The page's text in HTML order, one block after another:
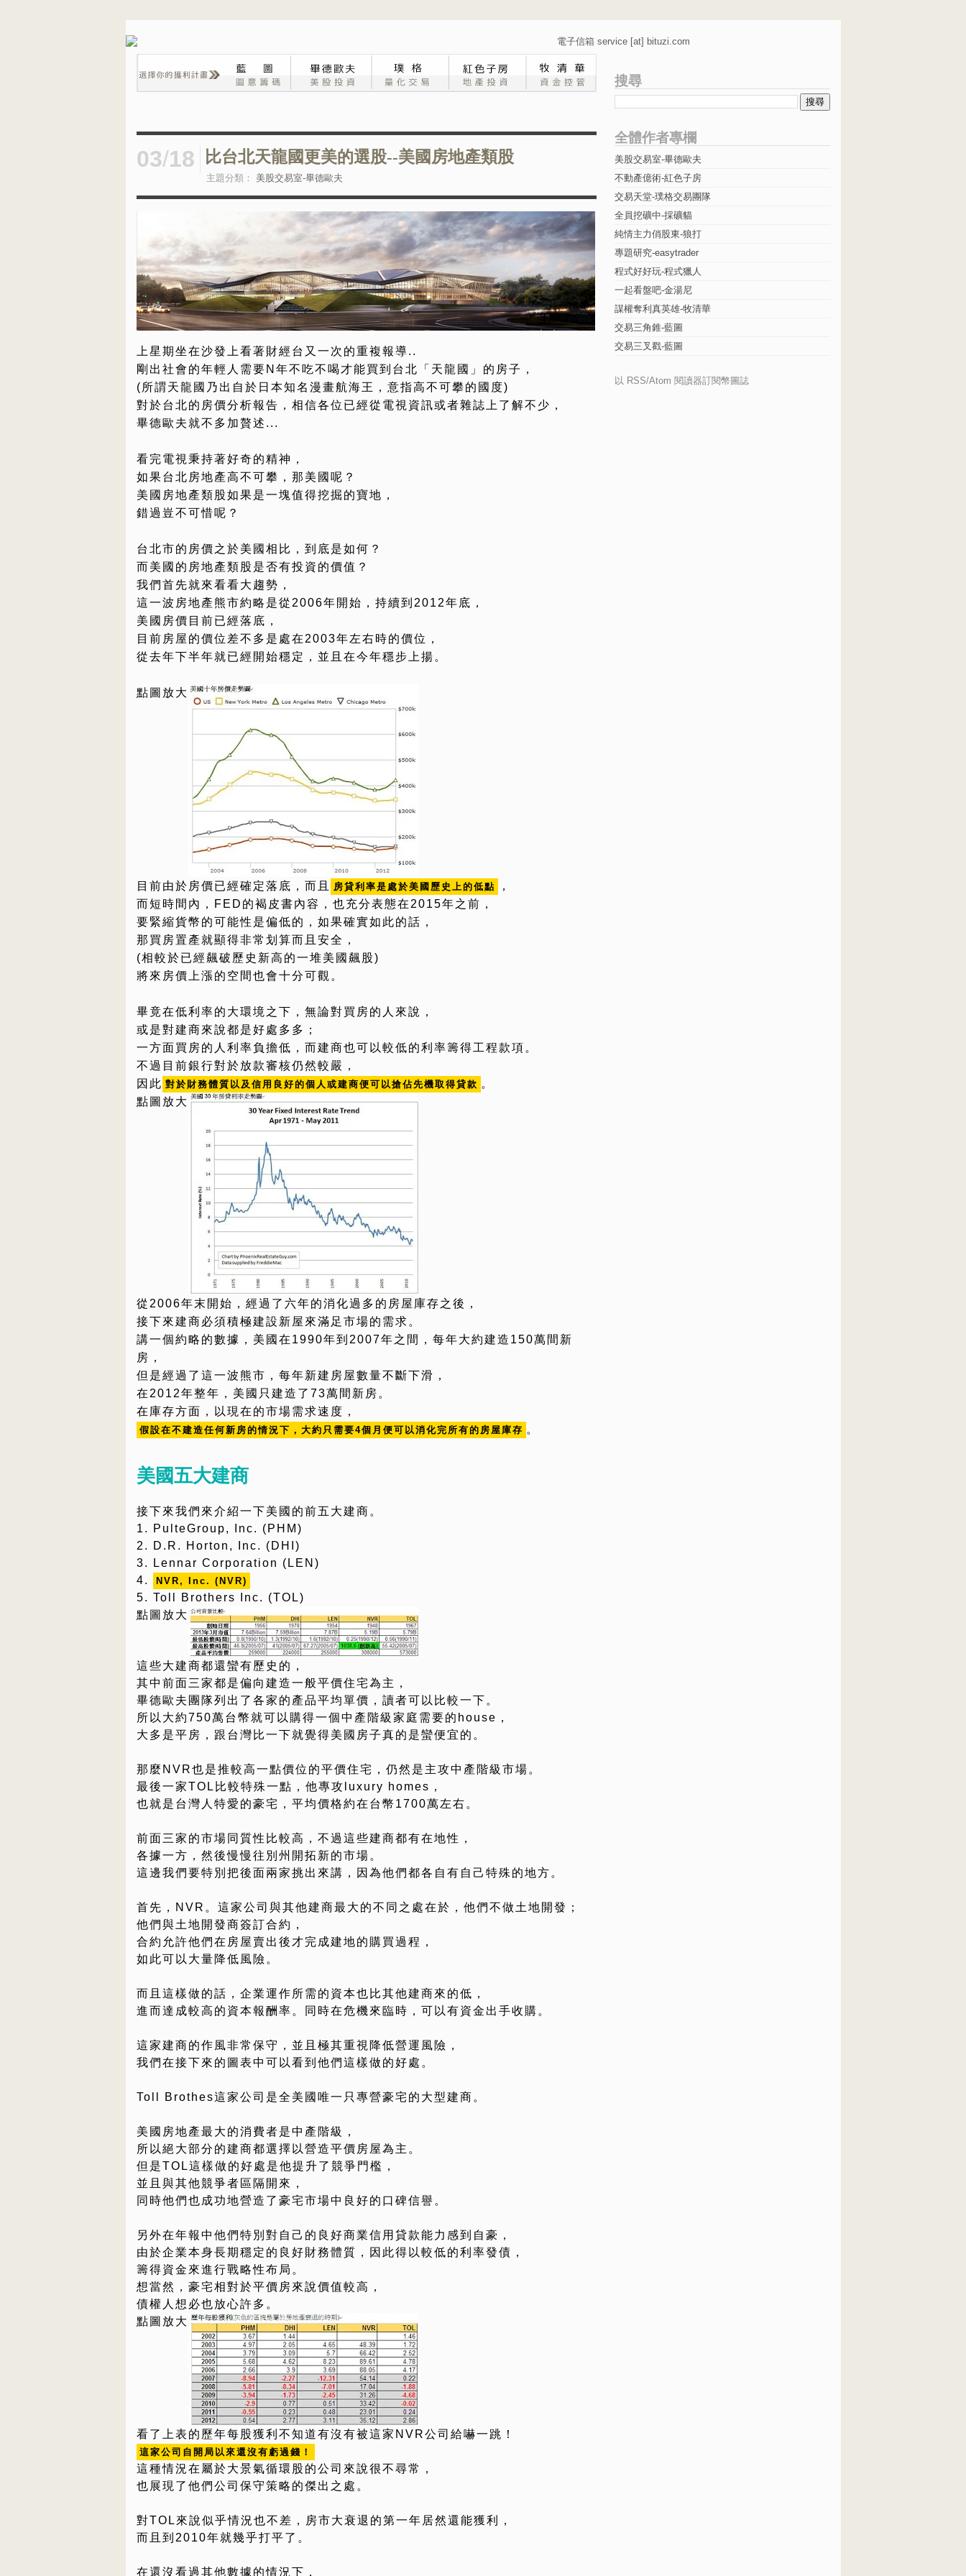
電子信箱 service [at] bituzi.com
03/18 比台北天龍國更美的選股--美國房地產類股
主題分類： 美股交易室-畢德歐夫
上星期坐在沙發上看著財經台又一次的重複報導..
剛出社會的年輕人需要N年不吃不喝才能買到台北「天龍國」的房子，
(所謂天龍國乃出自於日本知名漫畫航海王，意指高不可攀的國度)
對於台北的房價分析報告，相信各位已經從電視資訊或者雜誌上了解不少，
畢德歐夫就不多加贅述...
看完電視秉持著好奇的精神，
如果台北房地產高不可攀，那美國呢？
美國房地產類股如果是一塊值得挖掘的寶地，
錯過豈不可惜呢？
台北市的房價之於美國相比，到底是如何？
而美國的房地產類股是否有投資的價值？
我們首先就來看看大趨勢，
這一波房地產熊市約略是從2006年開始，持續到2012年底，
美國房價目前已經落底，
目前房屋的價位差不多是處在2003年左右時的價位，
從去年下半年就已經開始穩定，並且在今年穩步上揚。
點圖放大
目前由於房價已經確定落底，而且 房貸利率是處於美國歷史上的低點
，
而短時間內，FED的褐皮書內容，也充分表態在2015年之前，
要緊縮貨幣的可能性是偏低的，如果確實如此的話，
那買房置產就顯得非常划算而且安全，
(相較於已經飆破歷史新高的一堆美國飆股)
將來房價上漲的空間也會十分可觀。
畢竟在低利率的大環境之下，無論對買房的人來說，
或是對建商來說都是好處多多；
一方面買房的人利率負擔低，而建商也可以較低的利率籌得工程款項。
不過目前銀行對於放款審核仍然較嚴，
因此 對於財務體質以及信用良好的個人或建商便可以搶佔先機取得貸款 。
點圖放大
從2006年末開始，經過了六年的消化過多的房屋庫存之後，
接下來建商必須積極建設新屋來滿足市場的需求。
講一個約略的數據，美國在1990年到2007年之間，每年大約建造150萬間新
房，
但是經過了這一波熊市，每年新建房屋數量不斷下滑，
在2012年整年，美國只建造了73萬間新房。
在庫存方面，以現在的市場需求速度，
假設在不建造任何新房的情況下，大約只需要4個月便可以消化完所有的房屋庫存 。
美國五大建商
接下來我們來介紹一下美國的前五大建商。
1. PulteGroup, Inc. (PHM)
2. D.R. Horton, Inc. (DHI)
3. Lennar Corporation (LEN)
4.
NVR, Inc. (NVR)
5. Toll Brothers Inc. (TOL)
點圖放大
這些大建商都還蠻有歷史的，
其中前面三家都是偏向建造一般平價住宅為主，
畢德歐夫團隊列出了各家的產品平均單價，讀者可以比較一下。
所以大約750萬台幣就可以購得一個中產階級家庭需要的house，
大多是平房，跟台灣比一下就覺得美國房子真的是蠻便宜的。
那麼NVR也是推較高一點價位的平價住宅，仍然是主攻中產階級市場。
最後一家TOL比較特殊一點，他專攻luxury homes，
也就是台灣人特愛的豪宅，平均價格約在台幣1700萬左右。
前面三家的市場同質性比較高，不過這些建商都有在地性，
各據一方，然後慢慢往別州開拓新的市場。
這邊我們要特別把後面兩家挑出來講，因為他們都各自有自己特殊的地方。
首先，NVR。這家公司與其他建商最大的不同之處在於，他們不做土地開發；
他們與土地開發商簽訂合約，
合約允許他們在房屋賣出後才完成建地的購買過程，
如此可以大量降低風險。
而且這樣做的話，企業運作所需的資本也比其他建商來的低，
進而達成較高的資本報酬率。同時在危機來臨時，可以有資金出手收購。
這家建商的作風非常保守，並且極其重視降低營運風險，
我們在接下來的圖表中可以看到他們這樣做的好處。
Toll Brothes這家公司是全美國唯一只專營豪宅的大型建商。
美國房地產最大的消費者是中產階級，
所以絕大部分的建商都選擇以營造平價房屋為主。
但是TOL這樣做的好處是他提升了競爭門檻，
並且與其他競爭者區隔開來，
同時他們也成功地營造了豪宅市場中良好的口碑信譽。
另外在年報中他們特別對自己的良好商業信用貸款能力感到自豪，
由於企業本身長期穩定的良好財務體質，因此得以較低的利率發債，
籌得資金來進行戰略性布局。
想當然，豪宅相對於平價房來說價值較高，
債權人想必也放心許多。
點圖放大
看了上表的歷年每股獲利不知道有沒有被這家NVR公司給嚇一跳！
這家公司自開局以來還沒有虧過錢！
這種情況在屬於大景氣循環股的公司來說很不尋常，
也展現了他們公司保守策略的傑出之處。
對TOL來說似乎情況也不差，房市大衰退的第一年居然還能獲利，
而且到2010年就幾乎打平了。
在還沒看過其他數據的情況下，
搜尋
全體作者專欄
美股交易室-畢德歐夫
不動產億術-紅色子房
交易天堂-璞格交易團隊
全員挖礦中-採礦貓
純情主力俏股東-狼打
專題研究-easytrader
程式好好玩-程式獵人
一起看盤吧-金湯尼
謀權奪利真英雄-牧清華
交易三角錐-藍圖
交易三叉戳-藍圖
以 RSS/Atom 閱讀器訂閱幣圖誌